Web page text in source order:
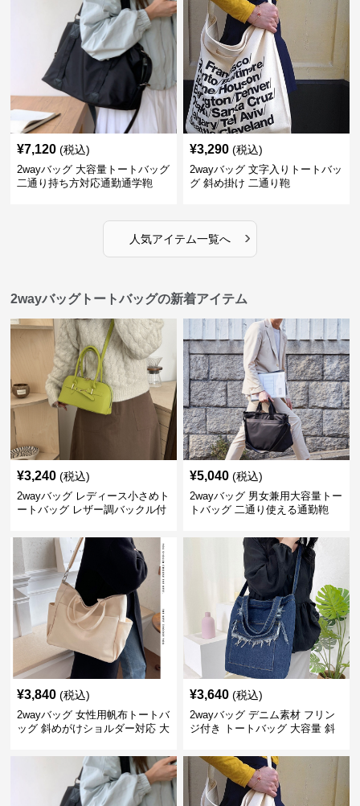
¥7,120 (税込)
2wayバッグ 大容量トートバッグ
二通り持ち方対応通勤通学鞄
¥3,290 (税込)
2wayバッグ 文字入りトートバッ
グ 斜め掛け 二通り鞄
人気アイテム一覧へ ›
2wayバッグトートバッグの新着アイテム
¥3,240 (税込)
2wayバッグ レディース小さめト
ートバッグ レザー調バックル付
¥5,040 (税込)
2wayバッグ 男女兼用大容量トー
トバッグ 二通り使える通勤鞄
¥3,840 (税込)
2wayバッグ 女性用帆布トートバ
ッグ 斜めがけショルダー対応 大
¥3,640 (税込)
2wayバッグ デニム素材 フリン
ジ付き トートバッグ 大容量 斜